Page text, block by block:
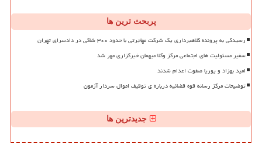
پربحث ترین ها
رسیدگی به پرونده کلاهبرداری یک شرکت مهاجرتی با حدود ۳۰۰ شاکی در دادسرای تهران
سفیر مسئولیت های اجتماعی مرکز وکلا میهمان خبرگزاری مهر شد
امید بهزاد و پوریا صفوت اعدام شدند
توضیحات مرکز رسانه قوه قضائیه درباره ی توقیف اموال سردار آزمون
جدیدترین ها